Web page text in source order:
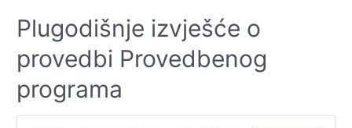
Plugodišnje izvješće o
provedbi Provedbenog
programa